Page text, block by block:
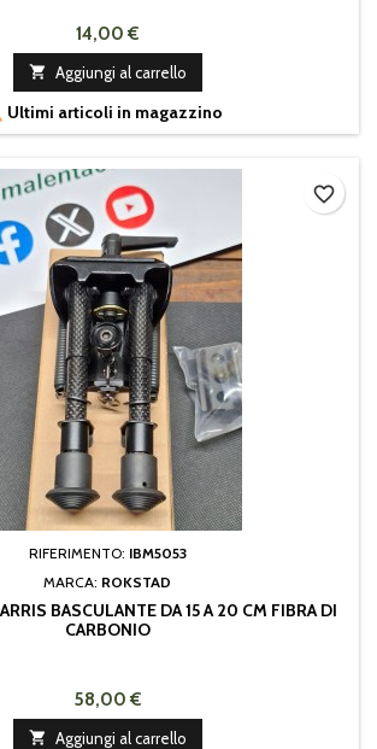
14,00 €
 Aggiungi al carrello
Ultimi articoli in magazzino
RIFERIMENTO: IBM5053
MARCA: ROKSTAD
BASCULANTE DA 15 A 20 CM FIBRA DI
CARBONIO
58,00 €
 Aggiungi al carrello
favorite_border